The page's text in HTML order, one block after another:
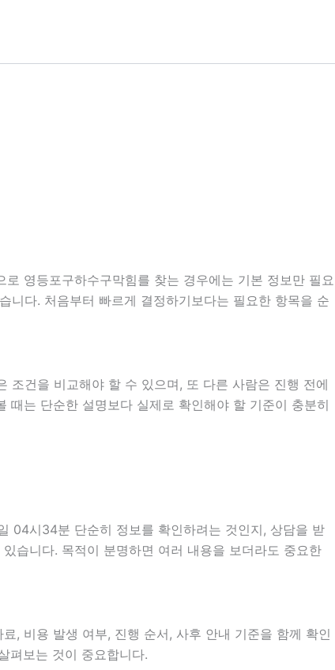
영등포구하수구막힘를 찾는 경우에는 기본 정보만 필요
니다. 처음부터 빠르게 결정하기보다는 필요한 항목을 순
조건을 비교해야 할 수 있으며, 또 다른 사람은 진행 전에
는 단순한 설명보다 실제로 확인해야 할 기준이 충분히
04시34분 단순히 정보를 확인하려는 것인지, 상담을 받
습니다. 목적이 분명하면 여러 내용을 보더라도 중요한
, 비용 발생 여부, 진행 순서, 사후 안내 기준을 함께 확인
펴보는 것이 중요합니다.